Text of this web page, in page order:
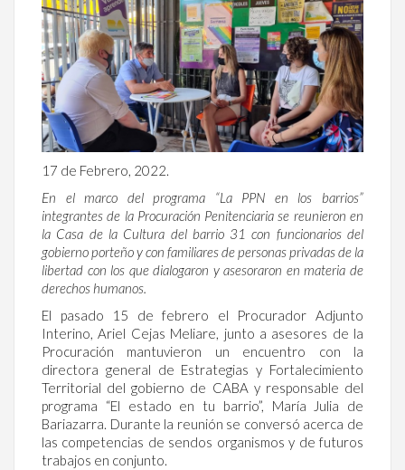
17 de Febrero, 2022.
En el marco del programa “La PPN en los barrios”
integrantes de la Procuración Penitenciaria se reunieron en
la Casa de la Cultura del barrio 31 con funcionarios del
gobierno porteño y con familiares de personas privadas de la
libertad con los que dialogaron y asesoraron en materia de
derechos humanos.
El pasado 15 de febrero el Procurador Adjunto
Interino, Ariel Cejas Meliare, junto a asesores de la
Procuración mantuvieron un encuentro con la
directora general de Estrategias y Fortalecimiento
Territorial del gobierno de CABA y responsable del
programa “El estado en tu barrio”, María Julia de
Bariazarra. Durante la reunión se conversó acerca de
las competencias de sendos organismos y de futuros
trabajos en conjunto.